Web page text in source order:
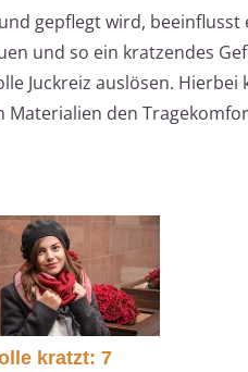
gepflegt wird,
und so ein kratzendes
Juckreiz auslösen. Hierbei
Materialien den
kratzt: 7